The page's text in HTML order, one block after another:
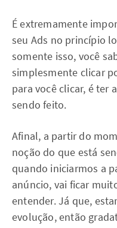
É extremamente
seu Ads no princípio
somente isso, você
simplesmente clicar
para você clicar, é ter
sendo feito.
Afinal, a partir do
noção do que está
quando iniciarmos a
anúncio, vai ficar
entender. Já que,
evolução, então